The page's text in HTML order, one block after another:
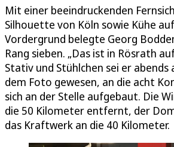
Mit einer beeindruckenden
Silhouette von Köln sowie Kühe
Vordergrund belegte Georg
Rang sieben. „Das ist in Rösrath
Stativ und Stühlchen sei er abends
dem Foto gewesen, an die acht
sich an der Stelle aufgebaut. Die
die 50 Kilometer entfernt, der
das Kraftwerk an die 40 Kilometer.